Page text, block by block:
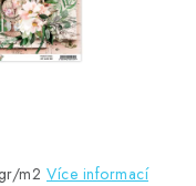
Oblíbené ♥️
m2 Více informací